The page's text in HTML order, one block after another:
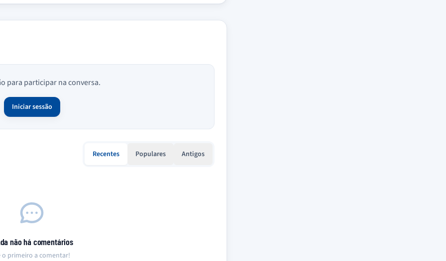
para participar na conversa.
Iniciar sessão
Recentes Populares Antigos
não há comentários
o primeiro a comentar!